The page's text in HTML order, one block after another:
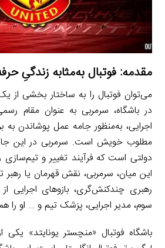
مقدمه: فوتبال به‌مثابه زندگیِ
می‌توان فوتبال را به ساختار بخشی
در باشگاه، سرمربی به عنوان مقام
اجرایی، به‌منظور جامه عمل پوشاندن به
مطلوب خویش است. سرمربی در این
دولتی است که فرآیند تغییر و تیم‌سازی
این میان، سرمربی، نقش قهرمان یا رهبر
رهبری چندکنش‌گری، بازوهای اجرایی
سوم، مدیر اجرایی، پزشک تیم و … او را
باشگاه فوتبال «منچستر یونایتد» یکی